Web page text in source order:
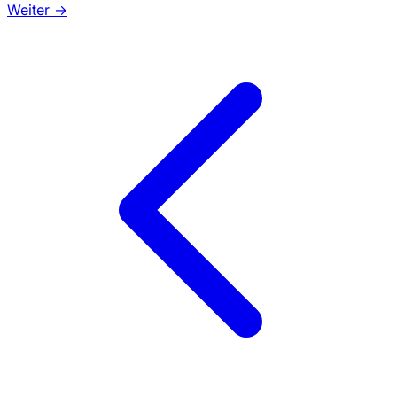
Weiter →